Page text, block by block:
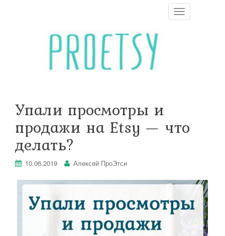
T
o
t
i
Упали просмотры и
продажи на Etsy — что
делать?
10.06.2019 Алексей ПроЭтси